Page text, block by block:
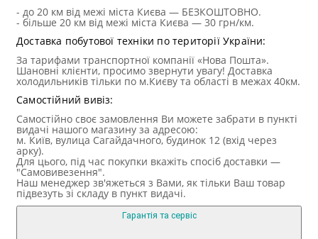
- до 20 км від межі міста Києва — БЕЗКОШТОВНО.
- більше 20 км від межі міста Києва — 30 грн/км.
Доставка побутової техніки по території України:
За тарифами транспортної компанії «Нова Пошта».
Шановні клієнти, просимо звернути увагу! Доставка
холодильників тільки по м.Києву та області в межах 40км.
Самостійний вивіз:
Самостійно своє замовлення Ви можете забрати в пункті
видачі нашого магазину за адресою:
м. Київ, вулица Сагайдачного, будинок 12 (вхід через
арку).
Для цього, під час покупки вкажіть спосіб доставки —
"Самовивезення".
Наш менеджер зв'яжеться з Вами, як тільки Ваш товар
підвезуть зі складу в пункт видачі.
Гарантія та сервіс